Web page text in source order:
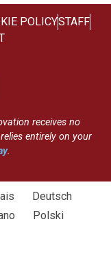
POLICYSTAFF
receives no
entirely on your
.
Deutsch
Polski